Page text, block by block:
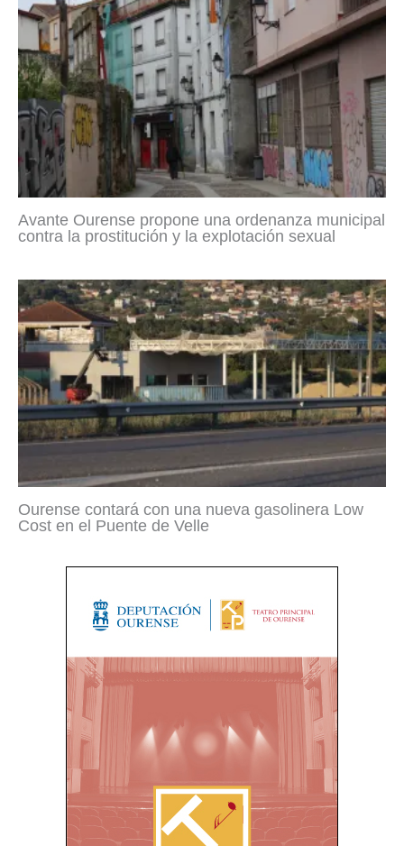
Avante Ourense propone una ordenanza municipal
contra la prostitución y la explotación sexual
Ourense contará con una nueva gasolinera Low
Cost en el Puente de Velle